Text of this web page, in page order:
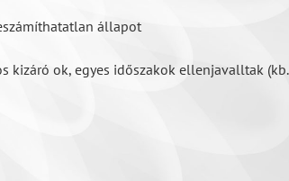
állapot
kizáró ok, egyes időszakok ellenjavalltak (kb.